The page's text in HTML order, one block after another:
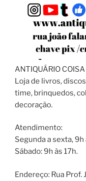
ANTIQUÁRIO
Loja de livros,
time, brinquedos,
decoração.
Atendimento:
Segunda a sexta, 9h
Sábado: 9h às 17h.
Endereço: Rua Prof.